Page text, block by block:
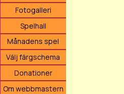
Fotogalleri
Spelhall
Månadens spel
Välj färgschema
Donationer
Om webbmastern